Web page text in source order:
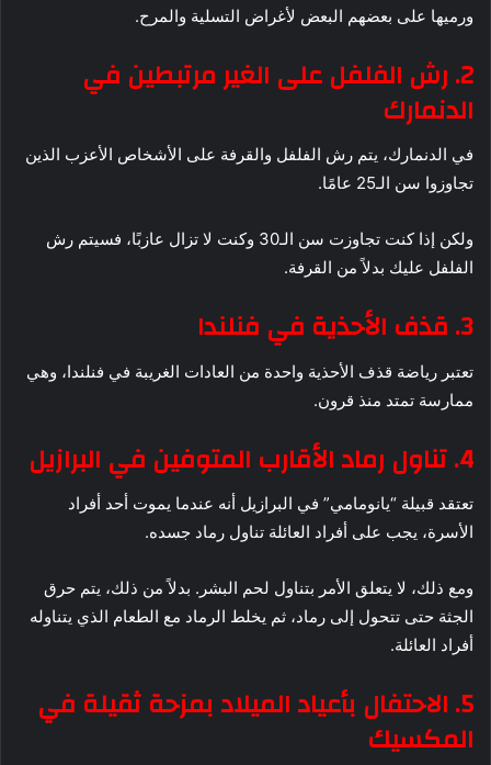
ورميها على بعضهم البعض لأغراض التسلية والمرح.
2. رش الفلفل على الغير مرتبطين في
الدنمارك
في الدنمارك، يتم رش الفلفل والقرفة على الأشخاص الأعزب الذين
تجاوزوا سن الـ25 عامًا.
ولكن إذا كنت تجاوزت سن الـ30 وكنت لا تزال عازبًا، فسيتم رش
الفلفل عليك بدلاً من القرفة.
3. قذف الأحذية في فنلندا
تعتبر رياضة قذف الأحذية واحدة من العادات الغريبة في فنلندا، وهي
ممارسة تمتد منذ قرون.
4. تناول رماد الأقارب المتوفين في البرازيل
تعتقد قبيلة “يانومامي” في البرازيل أنه عندما يموت أحد أفراد
الأسرة، يجب على أفراد العائلة تناول رماد جسده.
ومع ذلك، لا يتعلق الأمر بتناول لحم البشر. بدلاً من ذلك، يتم حرق
الجثة حتى تتحول إلى رماد، ثم يخلط الرماد مع الطعام الذي يتناوله
أفراد العائلة.
5. الاحتفال بأعياد الميلاد بمزحة ثقيلة في
المكسيك